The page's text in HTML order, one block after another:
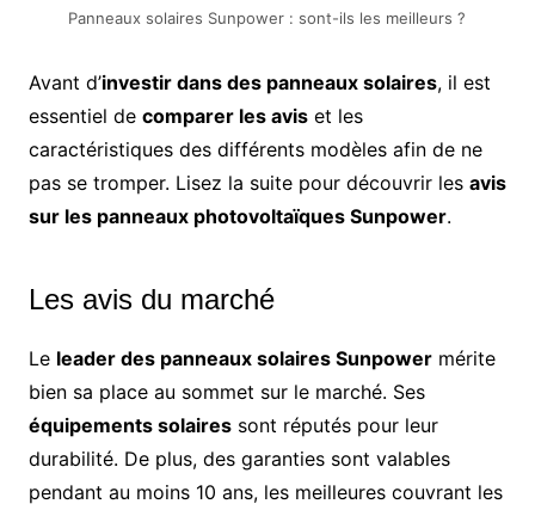
Panneaux solaires Sunpower : sont-ils les meilleurs ?
Avant d’investir dans des panneaux solaires, il est
essentiel de comparer les aviset les
caractéristiques des différents modèles afin de ne
pas se tromper. Lisez la suite pour découvrir les avis
sur les panneaux photovoltaïques Sunpower.
Les avis du marché
Le leader des panneaux solaires Sunpowermérite
bien sa place au sommet sur le marché. Ses
équipements solairessont réputés pour leur
durabilité. De plus, des garanties sont valables
pendant au moins 10 ans, les meilleures couvrant les